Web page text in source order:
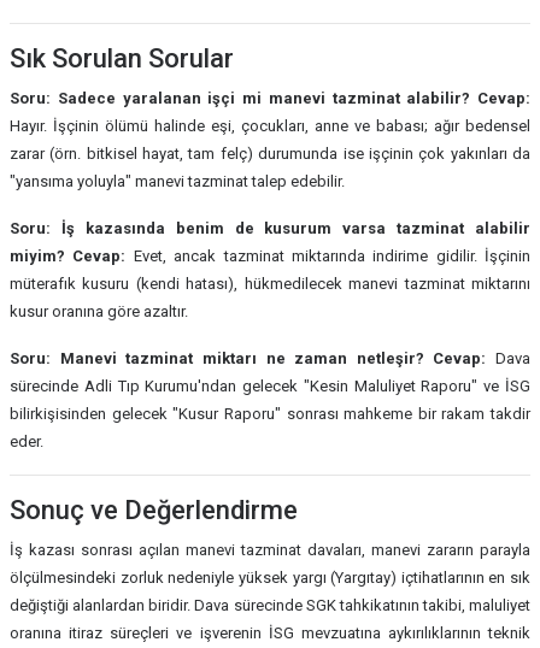
Sık Sorulan Sorular
Soru: Sadece yaralanan işçi mi manevi tazminat alabilir? Cevap:
Hayır. İşçinin ölümü halinde eşi, çocukları, anne ve babası; ağır bedensel
zarar (örn. bitkisel hayat, tam felç) durumunda ise işçinin çok yakınları da
"yansıma yoluyla" manevi tazminat talep edebilir.
Soru: İş kazasında benim de kusurum varsa tazminat alabilir
miyim? Cevap: Evet, ancak tazminat miktarında indirime gidilir. İşçinin
müterafık kusuru (kendi hatası), hükmedilecek manevi tazminat miktarını
kusur oranına göre azaltır.
Soru: Manevi tazminat miktarı ne zaman netleşir? Cevap: Dava
sürecinde Adli Tıp Kurumu'ndan gelecek "Kesin Maluliyet Raporu" ve İSG
bilirkişisinden gelecek "Kusur Raporu" sonrası mahkeme bir rakam takdir
eder.
Sonuç ve Değerlendirme
İş kazası sonrası açılan manevi tazminat davaları, manevi zararın parayla
ölçülmesindeki zorluk nedeniyle yüksek yargı (Yargıtay) içtihatlarının en sık
değiştiği alanlardan biridir. Dava sürecinde SGK tahkikatının takibi, maluliyet
oranına itiraz süreçleri ve işverenin İSG mevzuatına aykırılıklarının teknik